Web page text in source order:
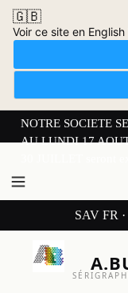
🇬🇧
Voir ce site en English
NOTRE SOCIETE
AU LUNDI 17
SAV FR